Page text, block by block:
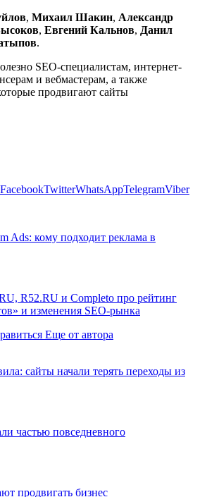
, Михаил Шакин, Александр
, Евгений Кальнов, Данил
.
SEO-специалистам, интернет-
и вебмастерам, а также
продвигают сайты
FacebookTwitterWhatsAppTelegramViber
Ads: кому подходит реклама в
R52.RU и Completo про рейтинг
и изменения SEO-рынка
Еще от автора
сайты начали терять переходы из
частью повседневного
продвигать бизнес